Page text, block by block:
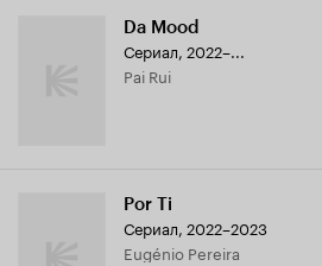
Da Mood
Сериал, 2022–...
Pai Rui
Por Ti
Сериал, 2022–2023
Eugénio Pereira